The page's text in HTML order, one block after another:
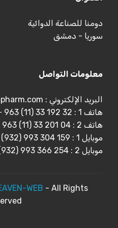
دومنا للصناعة الدوائية
سوريا - دمشق
معلومات التواصل
البريد الإلكتروني : info@dominapharm.com
هاتف 1 : 32 192 33 (11) 963 +
هاتف 2 : 04 201 33 (11) 963 +
موبايل 1 : 159 304 993 (932) 963 +
موبايل 2 : 254 366 993 (932) 963 +
WEB - All Rights